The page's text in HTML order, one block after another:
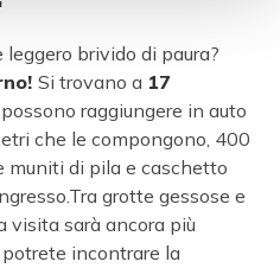
brivido di paura?
Si trovano a 17
raggiungere in auto
che le compongono, 400
muniti di pila e caschetto
grotte gessose e
visita sarà ancora più
incontrare la